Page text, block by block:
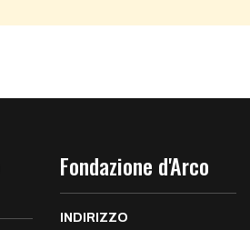
Fondazione d'Arco
INDIRIZZO